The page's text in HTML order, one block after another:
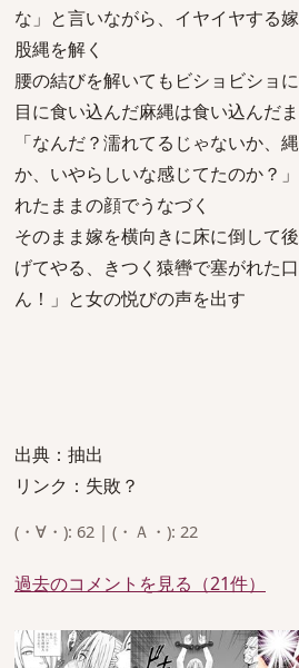
な」と言いながら、イヤイヤする
股縄を解く
腰の結びを解いてもビショビショ
目に食い込んだ麻縄は食い込んだ
「なんだ？濡れてるじゃないか、
か、いやらしいな感じてたのか？
れたままの顔でうなづく
そのまま嫁を横向きに床に倒して
げてやる、きつく猿轡で塞がれた
ん！」と女の悦びの声を出す
出典：抽出
リンク：失敗？
(・∀・): 62 | (・Ａ・): 22
過去のコメントを見る（21件）